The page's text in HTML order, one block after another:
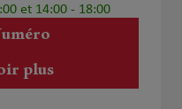
et 14:00 - 18:00
plus